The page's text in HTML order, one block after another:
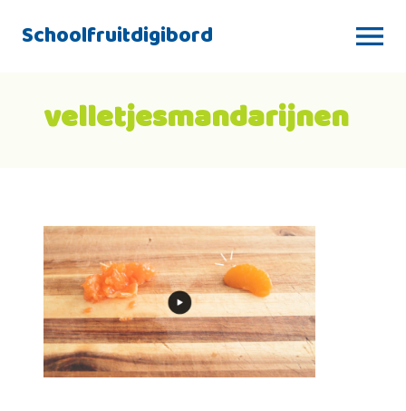
Schoolfruitdigibord
velletjesmandarijnen